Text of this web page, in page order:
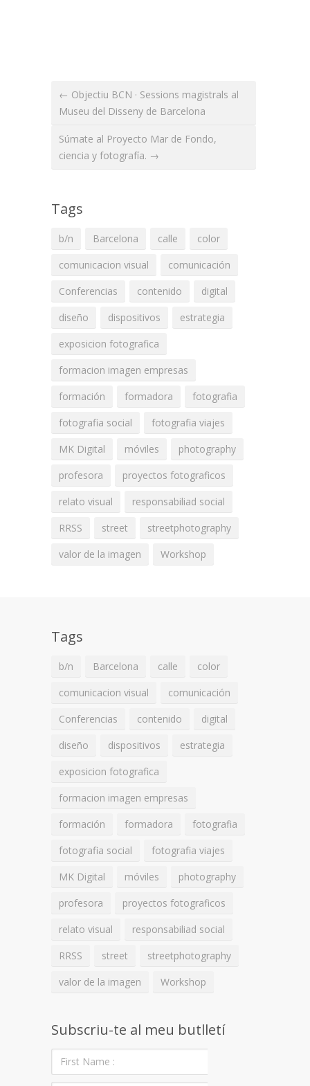
← Objectiu BCN · Sessions magistrals al
Museu del Disseny de Barcelona
Súmate al Proyecto Mar de Fondo,
ciencia y fotografía. →
Tags
b/n Barcelona calle
color
comunicacion visual
comunicación
Conferencias
contenido
digital
diseño
dispositivos
estrategia
exposicion fotografica
formacion imagen empresas
formación
formadora
fotografia
fotografia social
fotografia viajes
MK Digital
móviles
photography
profesora
proyectos fotograficos
relato visual
responsabiliad social
RRSS
street
streetphotography
valor de la imagen
Workshop
Tags
b/n Barcelona calle
color
comunicacion visual
comunicación
Conferencias
contenido
digital
diseño
dispositivos
estrategia
exposicion fotografica
formacion imagen empresas
formación
formadora
fotografia
fotografia social
fotografia viajes
MK Digital
móviles
photography
profesora
proyectos fotograficos
relato visual
responsabiliad social
RRSS
street
streetphotography
valor de la imagen
Workshop
Subscriu-te al meu butlletí